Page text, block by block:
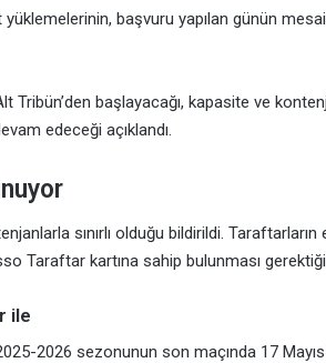
başvuru yapılan günün
Tribün’den başlayacağı, kapasite ve
edeceği açıklandı.
sınırlı olduğu bildirildi.
Taraftar kartına sahip bulunması
ile
2026 sezonunun son maçında 17